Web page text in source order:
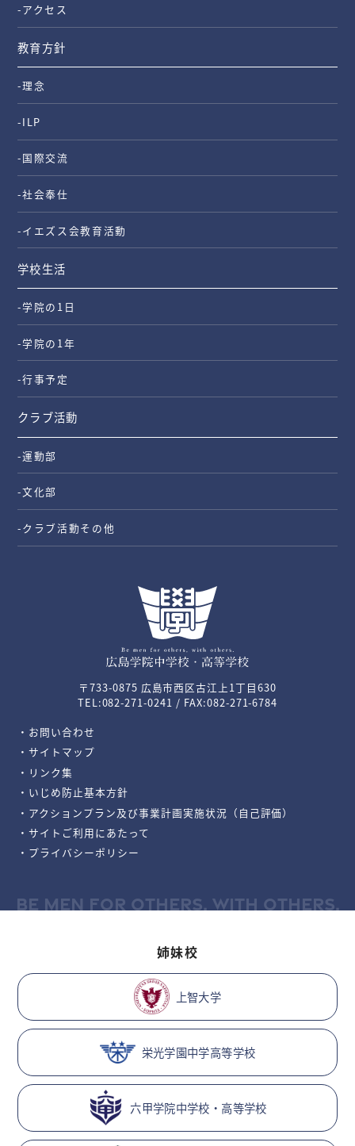
〒733-0875 広島市西区古江上1丁目630
TEL:082-271-0241 / FAX:082-271-6784
・お問い合わせ
・サイトマップ
・リンク集
・いじめ防止基本方針
・アクションプラン及び事業計画実施状況（自己評価）
・サイトご利用にあたって
・プライバシーポリシー
-アクセス
教育方針
-理念
-ILP
-国際交流
-社会奉仕
-イエズス会教育活動
学校生活
-学院の1日
-学院の1年
-行事予定
クラブ活動
-運動部
-文化部
-クラブ活動その他
BE MEN FOR OTHERS, WITH OTHERS.
姉妹校
上智大学
栄光学園中学高等学校
六甲学院中学校・高等学校